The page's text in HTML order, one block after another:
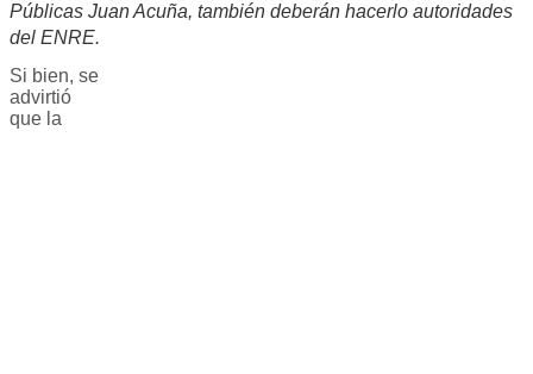
Públicas Juan Acuña, también deberán hacerlo autoridades
del ENRE.
Si bien, se
advirtió
que la